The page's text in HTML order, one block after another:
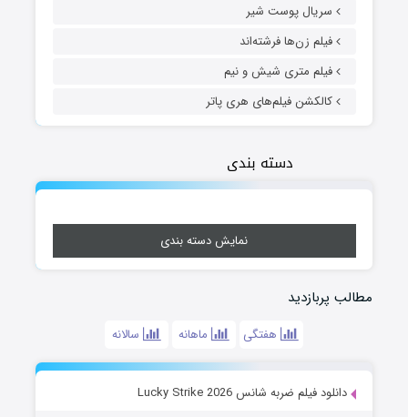
سریال پوست شیر
فیلم زن‌ها فرشته‌اند
فیلم متری شیش و نیم
کالکشن فیلم‌های هری پاتر
دسته بندی
نمایش دسته بندی
مطالب پربازدید
هفتگی ماهانه سالانه
دانلود فیلم ضربه شانس Lucky Strike 2026